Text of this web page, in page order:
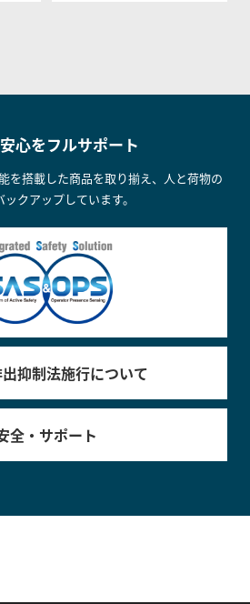
心をフルサポート
を搭載した商品を取り揃え、人と荷物の
クアップしています。
抑制法施行について
全・サポート